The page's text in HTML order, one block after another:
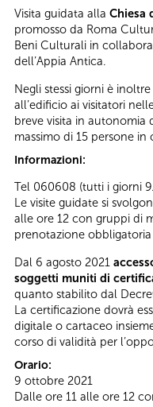
Visita guidata alla Chiesa
promosso da Roma
Beni Culturali in
dell’Appia Antica.
Negli stessi giorni è
all’edificio ai visitatori
breve visita in autonomia
massimo di 15 persone
Informazioni:
Tel 060608 (tutti i giorni
Le visite guidate si
alle ore 12 con gruppi di
prenotazione
Dal 6 agosto 2021
soggetti muniti di
quanto stabilito dal
La certificazione dovrà
digitale o cartaceo
corso di validità per
Orario:
9 ottobre 2021
Dalle ore 11 alle ore 12